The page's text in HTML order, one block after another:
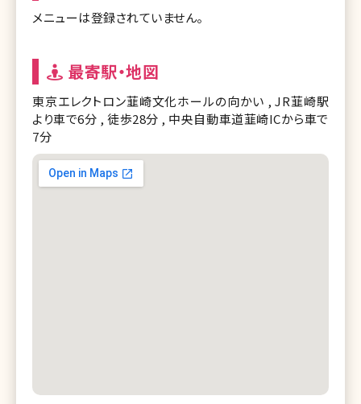
メニューは登録されていません。
最寄駅・地図
東京エレクトロン韮崎文化ホールの向かい , JR韮崎駅
より車で6分 , 徒歩28分 , 中央自動車道韮崎ICから車で
7分